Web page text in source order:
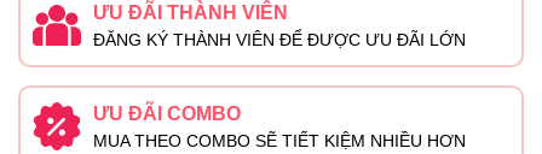
ƯU ĐÃI THÀNH VIÊN
ĐĂNG KÝ THÀNH VIÊN ĐỂ ĐƯỢC ƯU ĐÃI LỚN
ƯU ĐÃI COMBO
MUA THEO COMBO SẼ TIẾT KIỆM NHIỀU HƠN